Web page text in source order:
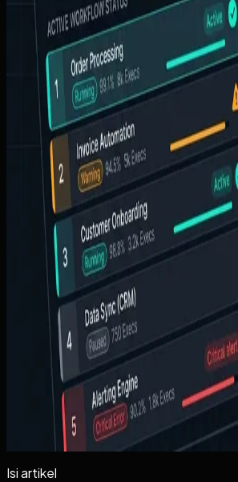
Masalah yang sering muncul
Ruang
realistisCara implementasi yang lebih
yang sering bikin hasilnya
benar-benar relevan
Ringkasan cepat
Apa yang akan Anda dapat
Contoh yang paling dekat
Kalau Anda ingin melihat
konkret
Lanjutkan ke tahap berikutnya
Kalau topiknya sudah dekat
Isi artikel